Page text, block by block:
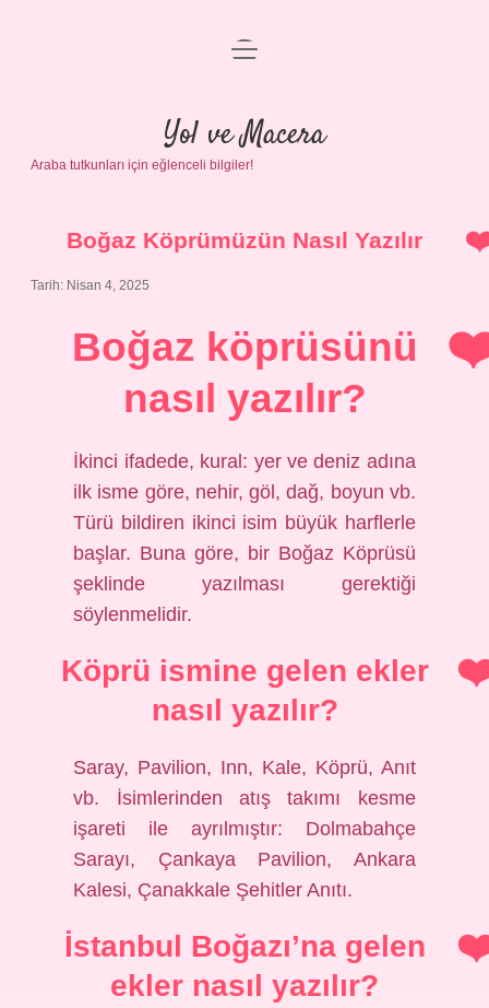
Anasayfa
Gizlilik Politikası
Yasal Uyarı
menüyü
Yol ve Macera
Araba tutkunları için eğlenceli bilgiler!
Boğaz Köprümüzün Nasıl Yazılır
Tarih: Nisan 4, 2025
Boğaz köprüsünü
nasıl yazılır?
İkinci ifadede, kural: yer ve deniz adına
ilk isme göre, nehir, göl, dağ, boyun vb.
Türü bildiren ikinci isim büyük harflerle
başlar. Buna göre, bir Boğaz Köprüsü
şeklinde yazılması gerektiği
söylenmelidir.
Köprü ismine gelen ekler
nasıl yazılır?
Saray, Pavilion, Inn, Kale, Köprü, Anıt
vb. İsimlerinden atış takımı kesme
işareti ile ayrılmıştır: Dolmabahçe
Sarayı, Çankaya Pavilion, Ankara
Kalesi, Çanakkale Şehitler Anıtı.
İstanbul Boğazı’na gelen
ekler nasıl yazılır?